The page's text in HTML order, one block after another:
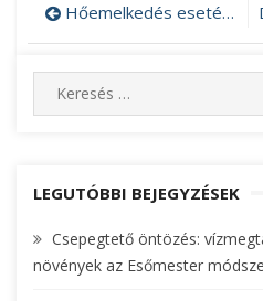
Bejegyzés
navigáció
Hőemelkedés esetén is ajánlott az infraszauna?
e
c
f
o
LEGUTÓBBI BEJEGYZÉSEK
Csepegtető öntözés:
növények az Esőmester